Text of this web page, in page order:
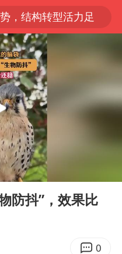
，结构转型活力足
大幅跳涨
关空调 电费会更低吗
郑国霖回应去景区上班被保安拦下
拐儿童钟彬发声
星驰电影配角去世
年龄仍未知
防抖”，效果比
0